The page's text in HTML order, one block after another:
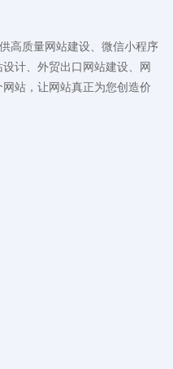
高质量网站建设、微信小程序
计、外贸出口网站建设、网
站，让网站真正为您创造价